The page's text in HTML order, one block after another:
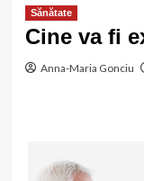
Sănătate
Cine va fi
Anna-Maria Gonciu